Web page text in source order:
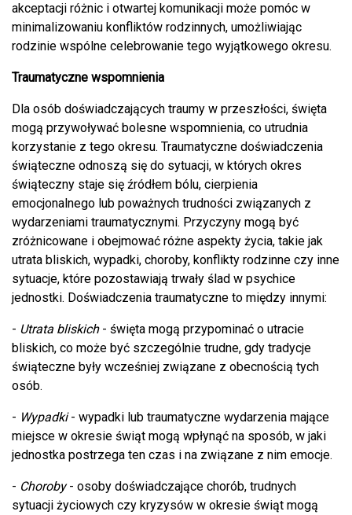
akceptacji różnic i otwartej komunikacji może pomóc w
minimalizowaniu konfliktów rodzinnych, umożliwiając
rodzinie wspólne celebrowanie tego wyjątkowego okresu.
Traumatyczne wspomnienia
Dla osób doświadczających traumy w przeszłości, święta
mogą przywoływać bolesne wspomnienia, co utrudnia
korzystanie z tego okresu. Traumatyczne doświadczenia
świąteczne odnoszą się do sytuacji, w których okres
świąteczny staje się źródłem bólu, cierpienia
emocjonalnego lub poważnych trudności związanych z
wydarzeniami traumatycznymi. Przyczyny mogą być
zróżnicowane i obejmować różne aspekty życia, takie jak
utrata bliskich, wypadki, choroby, konflikty rodzinne czy inne
sytuacje, które pozostawiają trwały ślad w psychice
jednostki. Doświadczenia traumatyczne to między innymi:
- Utrata bliskich- święta mogą przypominać o utracie
bliskich, co może być szczególnie trudne, gdy tradycje
świąteczne były wcześniej związane z obecnością tych
osób.
- Wypadki- wypadki lub traumatyczne wydarzenia mające
miejsce w okresie świąt mogą wpłynąć na sposób, w jaki
jednostka postrzega ten czas i na związane z nim emocje.
- Choroby- osoby doświadczające chorób, trudnych
sytuacji życiowych czy kryzysów w okresie świąt mogą